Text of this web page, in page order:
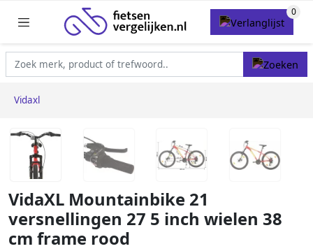
Vidaxl
VidaXL Mountainbike 21
versnellingen 27 5 inch wielen 38
cm frame rood